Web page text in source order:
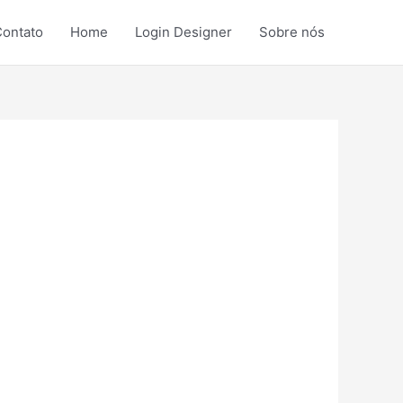
Home Login Designer Sobre nós